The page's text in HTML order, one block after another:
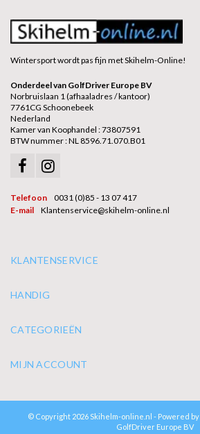
Wintersport wordt pas fijn met Skihelm-Online!
Onderdeel van GolfDriver Europe BV
Norbruislaan 1 (afhaaladres / kantoor)
7761CG Schoonebeek
Nederland
Kamer van Koophandel : 73807591
BTW nummer : NL 8596.71.070.B01
Telefoon
0031 (0)85 - 13 07 417
E-mail
Klantenservice@skihelm-online.nl
KLANTENSERVICE
HANDIG
CATEGORIEËN
MIJN ACCOUNT
© Copyright 2026 Skihelm-online.nl - Powered by
GolfDriver Europe BV